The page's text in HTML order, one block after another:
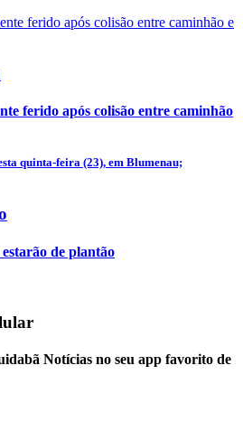
ferido após colisão entre caminhão
quinta-feira (23), em Blumenau;
de plantão
Notícias no seu app favorito de